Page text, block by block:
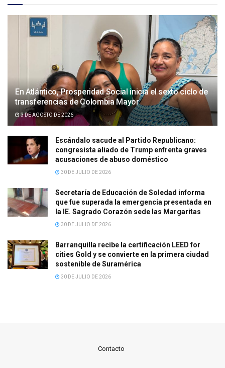
En Atlántico, Prosperidad Social inicia el sexto ciclo de
transferencias de Colombia Mayor
3 DE AGOSTO DE 2026
Escándalo sacude al Partido Republicano:
congresista aliado de Trump enfrenta graves
acusaciones de abuso doméstico
30 DE JULIO DE 2026
Secretaría de Educación de Soledad informa
que fue superada la emergencia presentada en
la IE. Sagrado Corazón sede las Margaritas
30 DE JULIO DE 2026
Barranquilla recibe la certificación LEED for
cities Gold y se convierte en la primera ciudad
sostenible de Suramérica
30 DE JULIO DE 2026
Contacto